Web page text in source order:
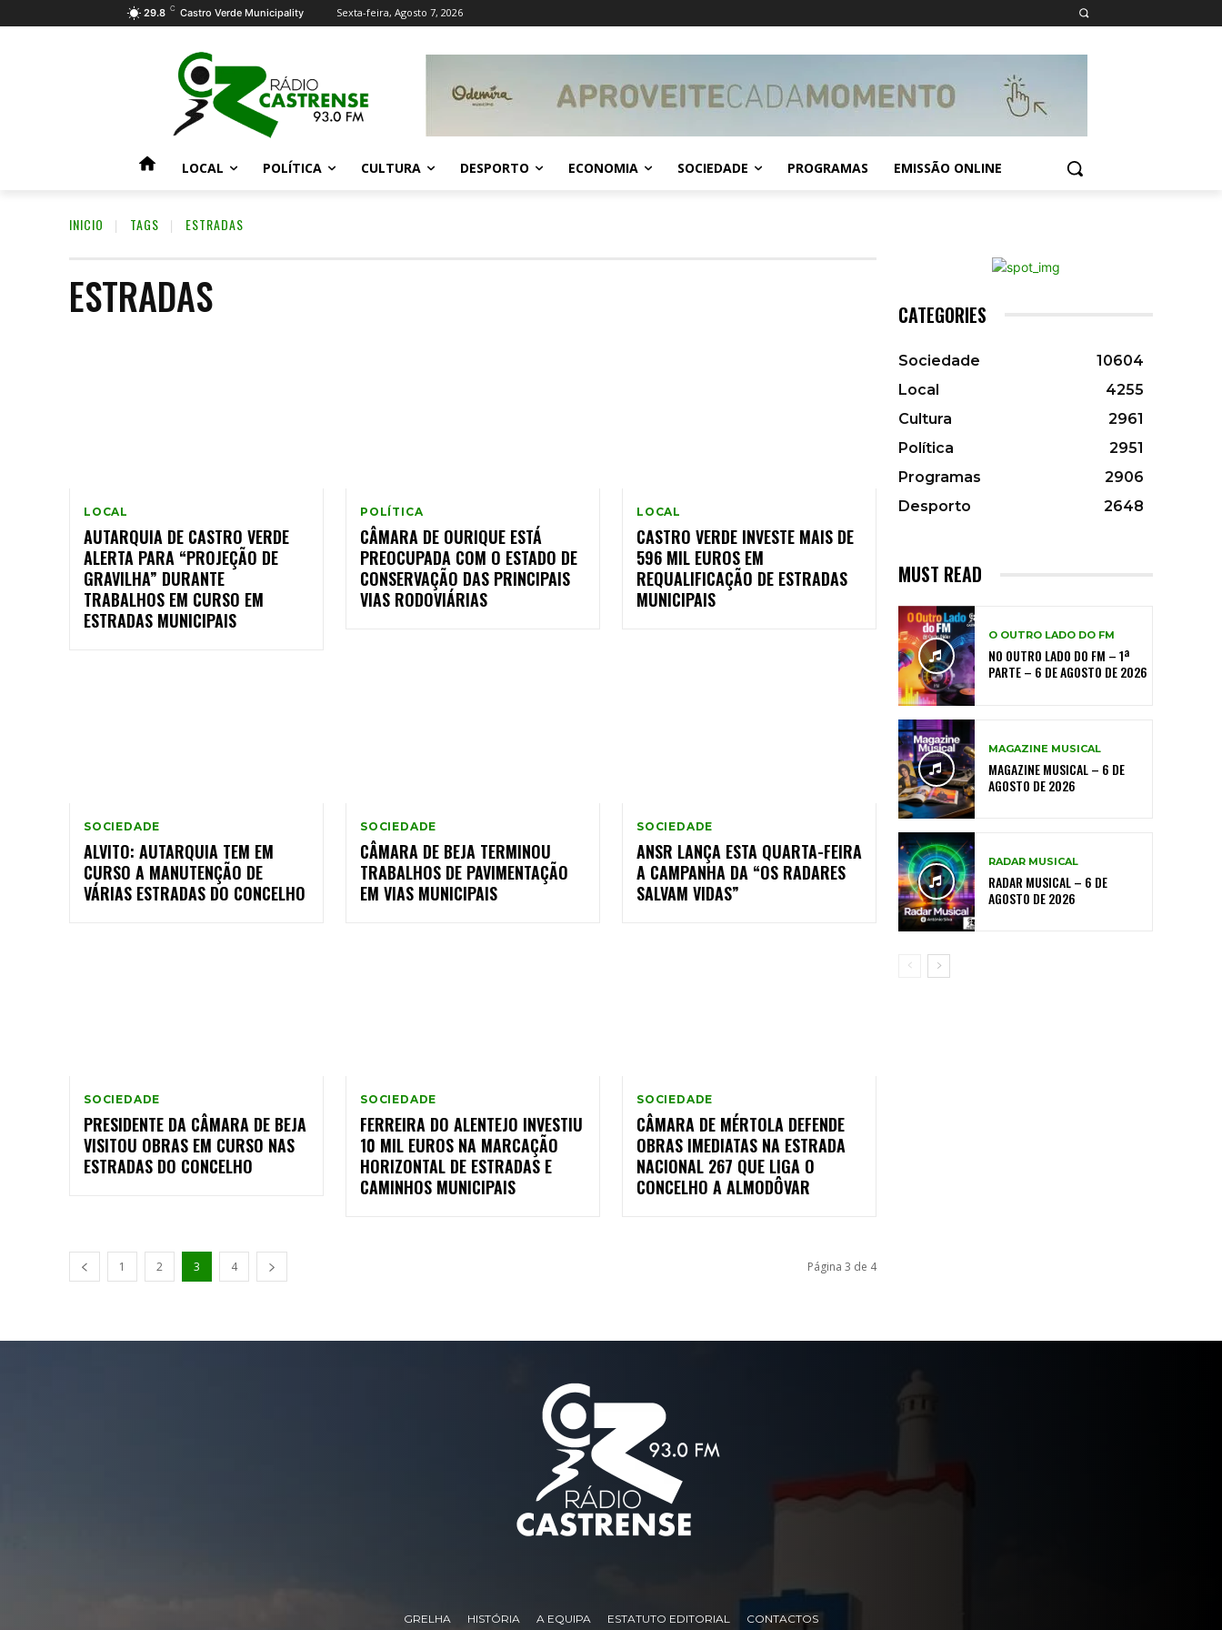
29.8 C Castro Verde Municipality Sexta-feira, Agosto 7, 2026
LOCAL POLÍTICA CULTURA DESPORTO ECONOMIA SOCIEDADE PROGRAMAS EMISSÃO ONLINE
INICIO TAGS ESTRADAS
ESTRADAS
LOCAL
AUTARQUIA DE CASTRO VERDE
ALERTA PARA “PROJEÇÃO DE
GRAVILHA” DURANTE
TRABALHOS EM CURSO EM
ESTRADAS MUNICIPAIS
POLÍTICA
CÂMARA DE OURIQUE ESTÁ
PREOCUPADA COM O ESTADO DE
CONSERVAÇÃO DAS PRINCIPAIS
VIAS RODOVIÁRIAS
LOCAL
CASTRO VERDE INVESTE MAIS DE
596 MIL EUROS EM
REQUALIFICAÇÃO DE ESTRADAS
MUNICIPAIS
SOCIEDADE
ALVITO: AUTARQUIA TEM EM
CURSO A MANUTENÇÃO DE
VÁRIAS ESTRADAS DO CONCELHO
SOCIEDADE
CÂMARA DE BEJA TERMINOU
TRABALHOS DE PAVIMENTAÇÃO
EM VIAS MUNICIPAIS
SOCIEDADE
ANSR LANÇA ESTA QUARTA-FEIRA
A CAMPANHA DA “OS RADARES
SALVAM VIDAS”
SOCIEDADE
PRESIDENTE DA CÂMARA DE BEJA
VISITOU OBRAS EM CURSO NAS
ESTRADAS DO CONCELHO
SOCIEDADE
FERREIRA DO ALENTEJO INVESTIU
10 MIL EUROS NA MARCAÇÃO
HORIZONTAL DE ESTRADAS E
CAMINHOS MUNICIPAIS
SOCIEDADE
CÂMARA DE MÉRTOLA DEFENDE
OBRAS IMEDIATAS NA ESTRADA
NACIONAL 267 QUE LIGA O
CONCELHO A ALMODÔVAR
1 2 3 4 Página 3 de 4
CATEGORIES
Sociedade
10604
Local
4255
Cultura
2961
Política
2951
Programas
2906
Desporto
2648
MUST READ
O OUTRO LADO DO FM
NO OUTRO LADO DO FM – 1ª
PARTE – 6 DE AGOSTO DE 2026
MAGAZINE MUSICAL
MAGAZINE MUSICAL – 6 DE
AGOSTO DE 2026
RADAR MUSICAL
RADAR MUSICAL – 6 DE
AGOSTO DE 2026
GRELHA HISTÓRIA A EQUIPA ESTATUTO EDITORIAL CONTACTOS